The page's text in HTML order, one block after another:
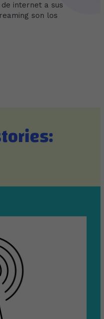
internet a sus
son los